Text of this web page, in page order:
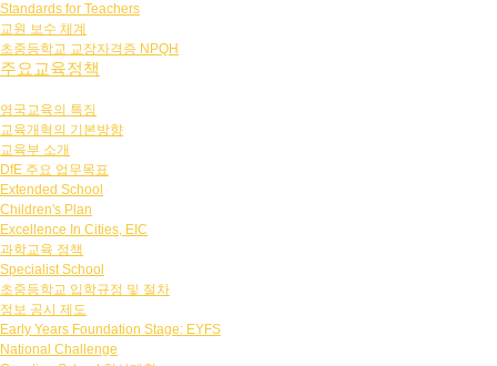
Standards for Teachers
교원 보수 체계
초중등학교 교장자격증 NPQH
주요교육정책
영국교육의 특징
교육개혁의 기본방향
교육부 소개
DfE 주요 업무목표
Extended School
Children's Plan
Excellence In Cities, EIC
과학교육 정책
Specialist School
초중등학교 입학규정 및 절차
정보 공시 제도
Early Years Foundation Stage: EYFS
National Challenge